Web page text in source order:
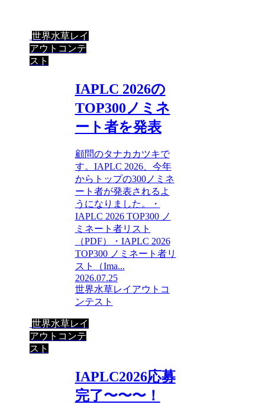
世界水草レイ
アウトコンテ
スト
IAPLC 2026の
TOP300ノミネ
ート者を発表
顧問のタナカカツキで
す。IAPLC 2026、今年
からトップの300ノミネ
ート者が発表されるよ
うになりました。・
IAPLC 2026 TOP300 ノ
ミネート者リスト
（PDF）・IAPLC 2026
TOP300 ノミネート者リ
スト（Ima...
2026.07.25
世界水草レイアウトコ
ンテスト
世界水草レイ
アウトコンテ
スト
IAPLC2026応募
完了〜〜〜！